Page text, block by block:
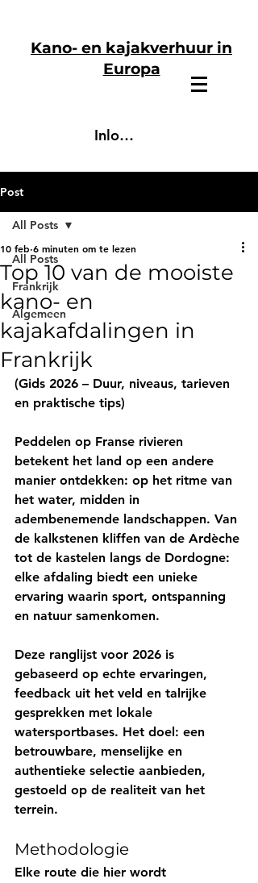
Kano- en kajakverhuur in
Europa
Inloggen
Post
All Posts
Frankrijk
Algemeen
All Posts
Top 10 van de mooiste
kano- en
kajakafdalingen in
Frankrijk
10 feb 6 minuten om te lezen
(Gids 2026 – Duur, niveaus, tarieven
en praktische tips)
Peddelen op Franse rivieren
betekent het land op een andere
manier ontdekken: op het ritme van
het water, midden in
adembenemende landschappen. Van
de kalkstenen kliffen van de Ardèche
tot de kastelen langs de Dordogne:
elke afdaling biedt een unieke
ervaring waarin sport, ontspanning
en natuur samenkomen.
Deze ranglijst voor 2026 is
gebaseerd op echte ervaringen,
feedback uit het veld en talrijke
gesprekken met lokale
watersportbases. Het doel: een
betrouwbare, menselijke en
authentieke selectie aanbieden,
gestoeld op de realiteit van het
terrein.
Methodologie
Elke route die hier wordt